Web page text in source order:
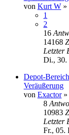
von Kurt W »
1
2
16
14168
Letzter
Di., 30.
Depot-
Veräußerung
von Exactor»
8
10983
Letzter
Fr., 05.